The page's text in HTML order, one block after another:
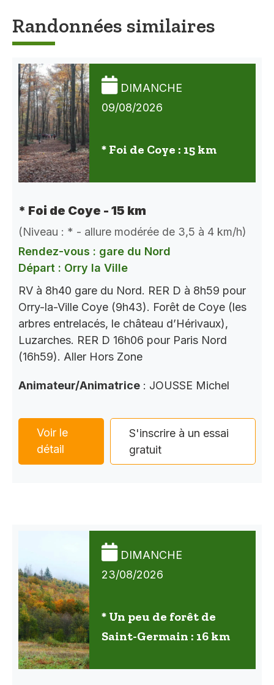
Randonnées similaires
DIMANCHE
09/08/2026
* Foi de Coye : 15 km
* Foi de Coye - 15 km
(Niveau : * - allure modérée de 3,5 à 4 km/h)
Rendez-vous : gare du Nord
Départ : Orry la Ville
RV à 8h40 gare du Nord. RER D à 8h59 pour
Orry-la-Ville Coye (9h43). Forêt de Coye (les
arbres entrelacés, le château d’Hérivaux),
Luzarches. RER D 16h06 pour Paris Nord
(16h59). Aller Hors Zone
Animateur/Animatrice : JOUSSE Michel
Voir le
détail
S'inscrire à un essai
gratuit
DIMANCHE
23/08/2026
* Un peu de forêt de
Saint-Germain : 16 km